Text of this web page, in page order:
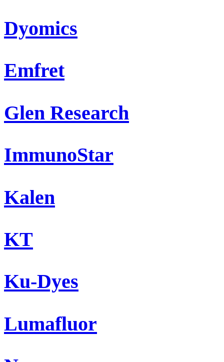
Dyomics
Emfret
Glen Research
ImmunoStar
Kalen
KT
Ku-Dyes
Lumafluor